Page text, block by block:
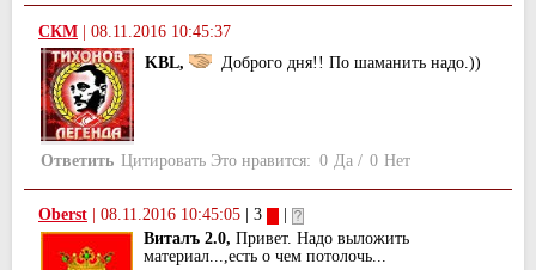
СКМ | 08.11.2016 10:45:37
KBL,
Доброго дня!! По шаманить надо.))
Ответить Цитировать Это нравится: 0 Да / 0 Нет
Oberst 08.11.2016 10:45:05 | 3
Виталъ 2.0, Привет. Надо выложить
материал...,есть о чем потолочь...